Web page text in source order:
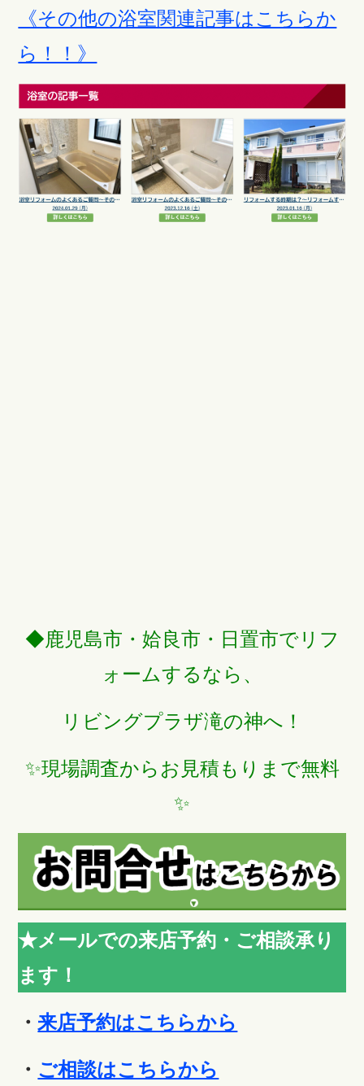
《その他の浴室関連記事はこちらか
ら！！》
◆鹿児島市・姶良市・日置市でリフ
ォームするなら、
リビングプラザ滝の神へ！
✨現場調査からお見積もりまで無料
✨
★メールでの来店予約・ご相談承り
ます！
・ 来店予約はこちらから
・ ご相談はこちらから